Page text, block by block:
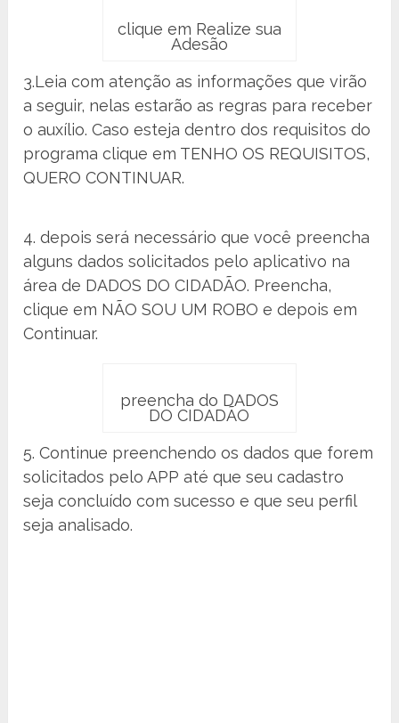
clique em Realize sua
Adesão
3.Leia com atenção as informações que virão
a seguir, nelas estarão as regras para receber
o auxílio. Caso esteja dentro dos requisitos do
programa clique em TENHO OS REQUISITOS,
QUERO CONTINUAR.
4. depois será necessário que você preencha
alguns dados solicitados pelo aplicativo na
área de DADOS DO CIDADÃO. Preencha,
clique em NÃO SOU UM ROBO e depois em
Continuar.
preencha do DADOS
DO CIDADÃO
5. Continue preenchendo os dados que forem
solicitados pelo APP até que seu cadastro
seja concluído com sucesso e que seu perfil
seja analisado.